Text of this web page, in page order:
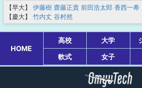
【早大】
伊藤樹 齋藤正貴 前田浩太郎 香西一希
【慶大】
竹内丈 谷村然
HOME
高校 大学
軟式
女子